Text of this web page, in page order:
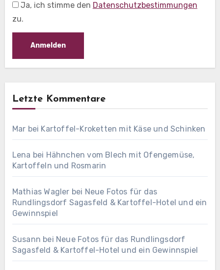
Ja, ich stimme den Datenschutzbestimmungen
zu.
Letzte Kommentare
Mar bei Kartoffel-Kroketten mit Käse und Schinken
Lena bei Hähnchen vom Blech mit Ofengemüse,
Kartoffeln und Rosmarin
Mathias Wagler bei Neue Fotos für das
Rundlingsdorf Sagasfeld & Kartoffel-Hotel und ein
Gewinnspiel
Susann bei Neue Fotos für das Rundlingsdorf
Sagasfeld & Kartoffel-Hotel und ein Gewinnspiel